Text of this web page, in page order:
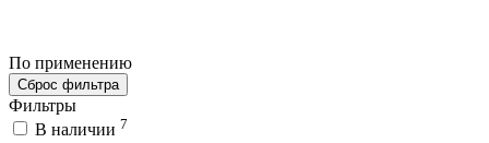
По применению
Сброс фильтра
Фильтры
В наличии 7